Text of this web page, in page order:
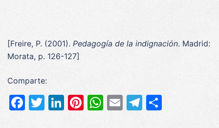
[Freire, P. (2001). Pedagogía de la indignación. Madrid:
Morata, p. 126-127]
Comparte:
Facebook
Twitter
LinkedIn
Pinterest
WhatsApp
EmailTelegram